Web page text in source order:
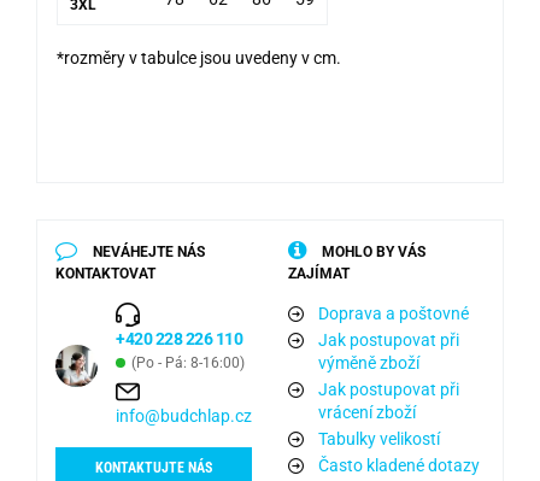
3XL
*rozměry v tabulce jsou uvedeny v cm.
NEVÁHEJTE NÁS
KONTAKTOVAT
+420 228 226 110
(Po - Pá: 8-16:00)
info@budchlap.cz
KONTAKTUJTE NÁS
MOHLO BY VÁS
ZAJÍMAT
Doprava a poštovné
Jak postupovat při
výměně zboží
Jak postupovat při
vrácení zboží
Tabulky velikostí
Často kladené dotazy